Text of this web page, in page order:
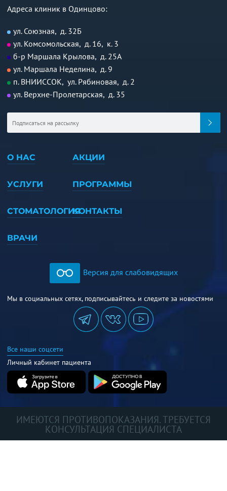
Адреса клиник в Одинцово:
ул. Союзная, д. 32Б
ул. Комсомольская, д. 16, к. 3
б-р Маршала Крылова, д. 25А
ул. Маршала Неделина, д. 9
п. ВНИИССОК, ул. Рябиновая, д. 2
ул. Верхне-Пролетарская, д. 35
О НАС
УСЛУГИ
СТОМАТОЛОГИЯ
ВРАЧИ
АКЦИИ
ПРОГРАММЫ
КОНТАКТЫ
Версия для слабовидящих
Мы в социальных сетях, подписывайтесь и следите за новостями
Все наши соцсети
Личный кабинет пациента
ИМЕЮТСЯ ПРОТИВОПОКАЗАНИЯ. ТРЕБУЕТСЯ
КОНСУЛЬТАЦИЯ СПЕЦИАЛИСТА